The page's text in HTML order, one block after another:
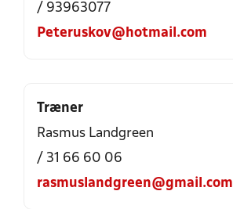
/ 93963077
Peteruskov@hotmail.com
Træner
Rasmus Landgreen
/ 31 66 60 06
rasmuslandgreen@gmail.com